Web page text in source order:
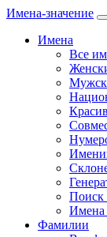
Имена-значение
Имена
Все
Поиск
Имена
Фамилии